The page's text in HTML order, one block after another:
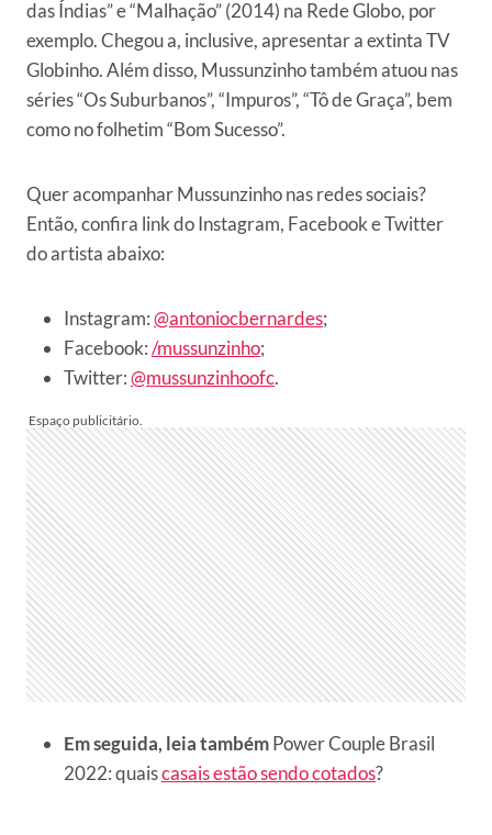
das Índias” e “Malhação” (2014) na Rede Globo, por
exemplo. Chegou a, inclusive, apresentar a extinta TV
Globinho. Além disso, Mussunzinho também atuou nas
séries “Os Suburbanos”, “Impuros”, “Tô de Graça”, bem
como no folhetim “Bom Sucesso”.
Quer acompanhar Mussunzinho nas redes sociais?
Então, confira link do Instagram, Facebook e Twitter
do artista abaixo:
Instagram:@antoniocbernardes;
Facebook:/mussunzinho;
Twitter:@mussunzinhoofc.
Em seguida, leia tambémPower Couple Brasil
2022: quaiscasais estão sendo cotados?